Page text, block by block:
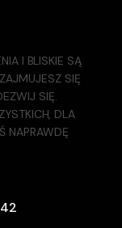
I BLISKIE SĄ
SIĘ
SIĘ.
DLA
NAPRAWDĘ